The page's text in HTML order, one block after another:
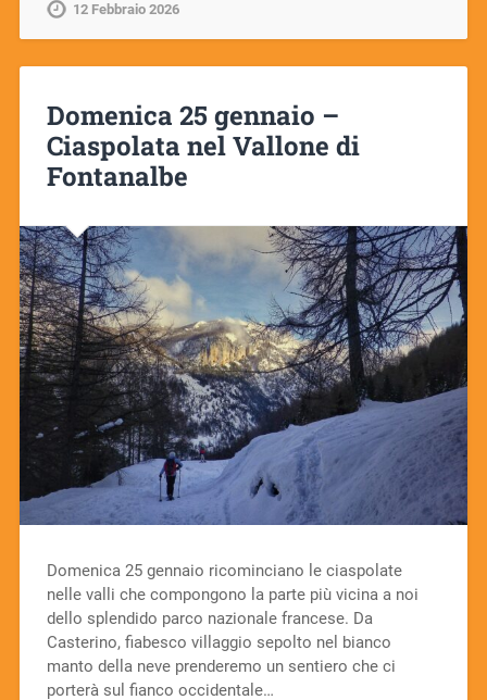
12 Febbraio 2026
Domenica 25 gennaio –
Ciaspolata nel Vallone di
Fontanalbe
Domenica 25 gennaio ricominciano le ciaspolate
nelle valli che compongono la parte più vicina a noi
dello splendido parco nazionale francese. Da
Casterino, fiabesco villaggio sepolto nel bianco
manto della neve prenderemo un sentiero che ci
porterà sul fianco occidentale…